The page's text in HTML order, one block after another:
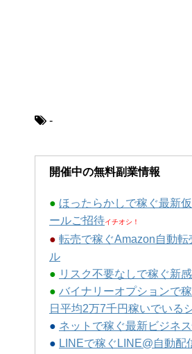
-
開催中の無料副業情報
● ほったらかしで稼ぐ最新
ールご招待イチオシ！
● 転売で稼ぐAmazon自動転
ル
● リスク不要なしで稼ぐ新
● バイナリーオプションで
日平均2万7千円稼いでいる
● ネットで稼ぐ最新ビジネ
● LINEで稼ぐLINE@自動配